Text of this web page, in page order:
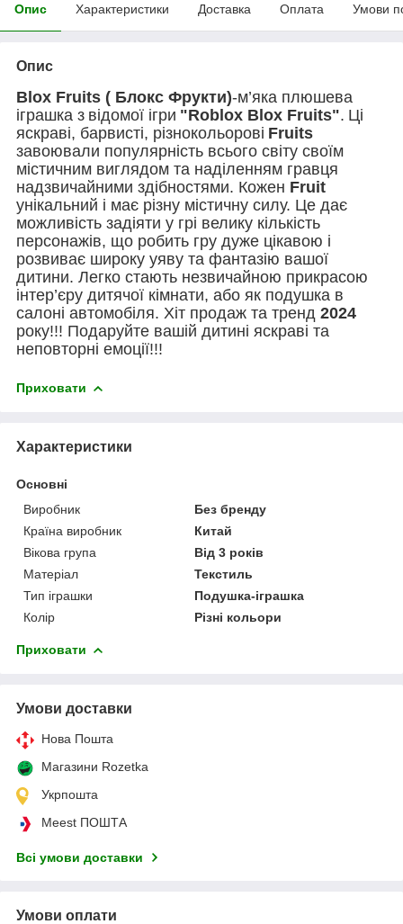
Опис Характеристики Доставка Оплата Умови
Опис
Blox Fruits ( Блокс Фрукти)-м’яка плюшева
іграшка з відомої ігри "Roblox Blox Fruits". Ці
яскраві, барвисті, різнокольорові Fruits
завоювали популярність всього світу своїм
містичним виглядом та наділенням гравця
надзвичайними здібностями. Кожен Fruit
унікальний і має різну містичну силу. Це дає
можливість задіяти у грі велику кількість
персонажів, що робить гру дуже цікавою і
розвиває широку уяву та фантазію вашої
дитини. Легко стають незвичайною прикрасою
інтер’єру дитячої кімнати, або як подушка в
салоні автомобіля. Хіт продаж та тренд 2024
року!!! Подаруйте вашій дитині яскраві та
неповторні емоції!!!
Приховати
Характеристики
Основні
Виробник
Без бренду
Країна виробник
Китай
Вікова група
Від 3 років
Матеріал
Текстиль
Тип іграшки
Подушка-іграшка
Колір
Різні кольори
Приховати
Умови доставки
Нова Пошта
Магазини Rozetka
Укрпошта
Meest ПОШТА
Всі умови доставки
Умови оплати